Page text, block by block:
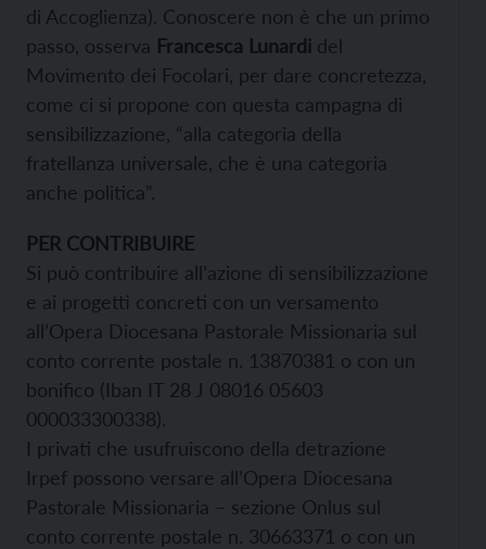
di Accoglienza). Conoscere non è che un primo
passo, osserva Francesca Lunardi del
Movimento dei Focolari, per dare concretezza,
come ci si propone con questa campagna di
sensibilizzazione, “alla categoria della
fratellanza universale, che è una categoria
anche politica”.
PER CONTRIBUIRE
Si può contribuire all’azione di sensibilizzazione
e ai progetti concreti con un versamento
all’Opera Diocesana Pastorale Missionaria sul
conto corrente postale n. 13870381 o con un
bonifico (Iban IT 28 J 08016 05603
000033300338).
I privati che usufruiscono della detrazione
Irpef possono versare all’Opera Diocesana
Pastorale Missionaria – sezione Onlus sul
conto corrente postale n. 30663371 o con un